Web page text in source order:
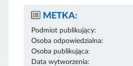
METKA:
Podmiot publikujący:
Osoba odpowiedzialna:
Osoba publikująca:
Data wytworzenia: